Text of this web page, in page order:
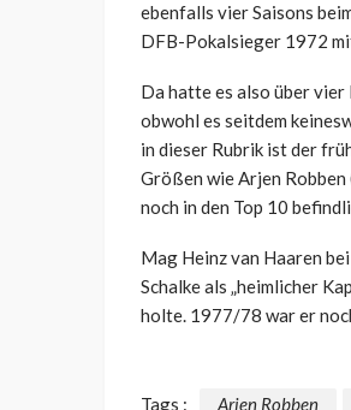
ebenfalls vier Saisons
DFB-Pokalsieger 1972
Da hatte es also über
obwohl es seitdem
in dieser Rubrik ist der
Größen wie Arjen
noch in den Top 10
Mag Heinz van Haaren
Schalke als „heimlicher
holte. 1977/78 war er
Tags : Arjen Robben